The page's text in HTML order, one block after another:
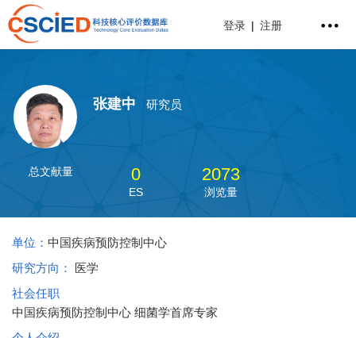
登录 | 注册
张建中 研究员
总文献量 0
ES
2073
浏览量
单位： 中国疾病预防控制中心
研究方向： 医学
社会任职
中国疾病预防控制中心 细菌学首席专家